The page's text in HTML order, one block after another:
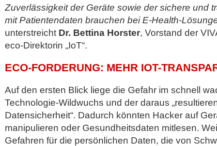
Zuverlässigkeit der Geräte sowie der sichere und
mit Patientendaten brauchen bei E-Health-
unterstreicht Dr. Bettina Horster, Vorstand der
eco-Direktorin „IoT“.
ECO-FORDERUNG: MEHR IOT-
Auf den ersten Blick liege die Gefahr im schnell
Technologie-Wildwuchs und der daraus
Datensicherheit“. Dadurch könnten Hacker auf
manipulieren oder Gesundheitsdaten mitlesen.
Gefahren für die persönlichen Daten, die von